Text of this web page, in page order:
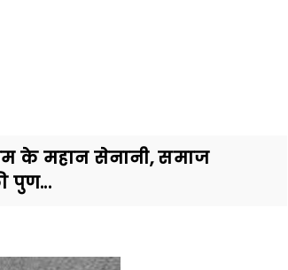
के महान सेनानी, समाज
पुण...